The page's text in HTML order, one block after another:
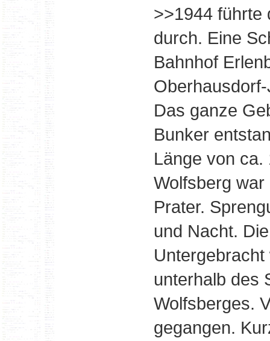
>>1944 führte
durch. Eine
Bahnhof
Das ganze
Bunker
Länge von ca.
Wolfsberg
Prater.
und Nacht.
unterhalb des
Wolfsberges.
gegangen.